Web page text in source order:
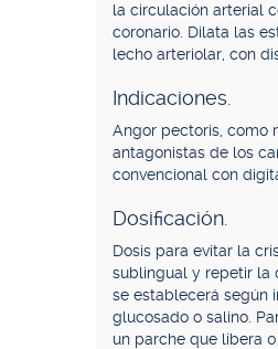
la circulación arterial
coronario. Dilata las
lecho arteriolar, con
Indicaciones.
Angor pectoris, como
antagonistas de los
convencional con
Dosificación.
Dosis para evitar la
sublingual y repetir la
se establecerá según
glucosado o salino.
un parche que libera